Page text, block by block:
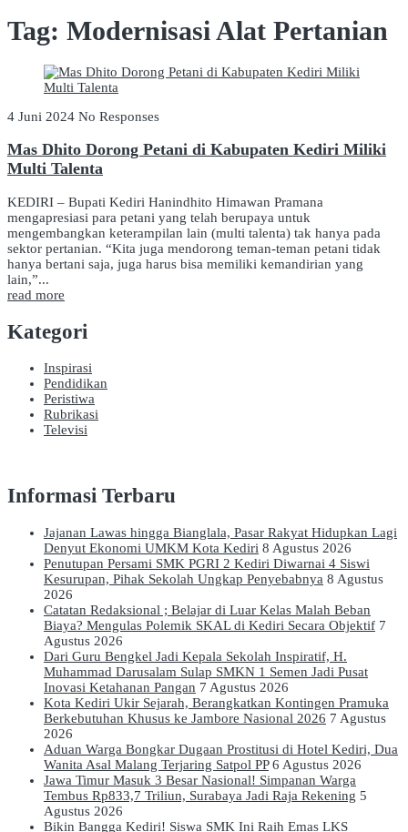
Tag: Modernisasi Alat Pertanian
4 Juni 2024 No Responses
Mas Dhito Dorong Petani di Kabupaten Kediri Miliki
Multi Talenta
KEDIRI – Bupati Kediri Hanindhito Himawan Pramana
mengapresiasi para petani yang telah berupaya untuk
mengembangkan keterampilan lain (multi talenta) tak hanya pada
sektor pertanian. “Kita juga mendorong teman-teman petani tidak
hanya bertani saja, juga harus bisa memiliki kemandirian yang
lain,”...
read more
Kategori
Inspirasi
Pendidikan
Peristiwa
Rubrikasi
Televisi
Informasi Terbaru
Jajanan Lawas hingga Bianglala, Pasar Rakyat Hidupkan Lagi
Denyut Ekonomi UMKM Kota Kediri 8 Agustus 2026
Penutupan Persami SMK PGRI 2 Kediri Diwarnai 4 Siswi
Kesurupan, Pihak Sekolah Ungkap Penyebabnya 8 Agustus
2026
Catatan Redaksional ; Belajar di Luar Kelas Malah Beban
Biaya? Mengulas Polemik SKAL di Kediri Secara Objektif 7
Agustus 2026
Dari Guru Bengkel Jadi Kepala Sekolah Inspiratif, H.
Muhammad Darusalam Sulap SMKN 1 Semen Jadi Pusat
Inovasi Ketahanan Pangan 7 Agustus 2026
Kota Kediri Ukir Sejarah, Berangkatkan Kontingen Pramuka
Berkebutuhan Khusus ke Jambore Nasional 2026 7 Agustus
2026
Aduan Warga Bongkar Dugaan Prostitusi di Hotel Kediri, Dua
Wanita Asal Malang Terjaring Satpol PP 6 Agustus 2026
Jawa Timur Masuk 3 Besar Nasional! Simpanan Warga
Tembus Rp833,7 Triliun, Surabaya Jadi Raja Rekening 5
Agustus 2026
Bikin Bangga Kediri! Siswa SMK Ini Raih Emas LKS